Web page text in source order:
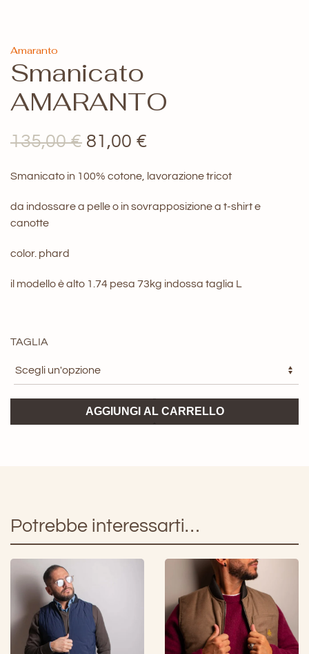
Amaranto
Smanicato
AMARANTO
135,00€ Il
era:
81,00 €
è:
Smanicato in 100% cotone, lavorazione tricot
da indossare a pelle o in sovrapposizione a t-shirt e
canotte
color. phard
il modello è alto 1.74 pesa 73kg indossa taglia L
TAGLIA
AMARANTO
AGGIUNGI AL CARRELLO
Potrebbe interessarti…